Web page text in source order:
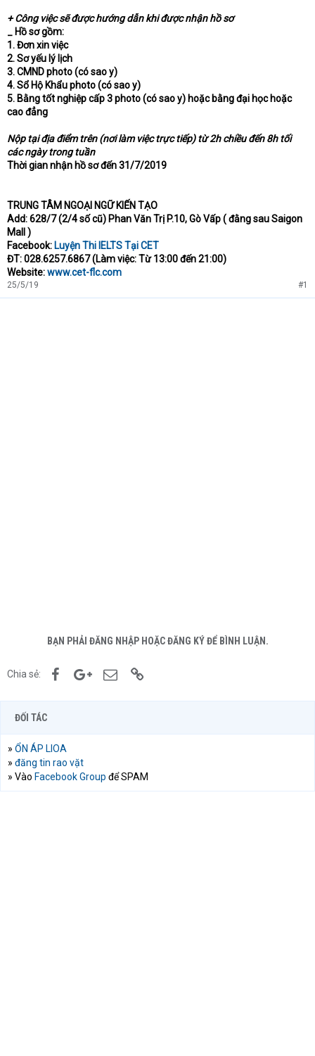
+ Công việc sẽ được hướng dẫn khi được nhận hồ sơ
_ Hồ sơ gồm:
1. Đơn xin việc
2. Sơ yếu lý lịch
3. CMND photo (có sao y)
4. Sổ Hộ Khẩu photo (có sao y)
5. Bằng tốt nghiệp cấp 3 photo (có sao y) hoặc bằng đại học hoặc
cao đẳng
Nộp tại địa điểm trên (nơi làm việc trực tiếp) từ 2h chiều đến 8h tối
các ngày trong tuần
Thời gian nhận hồ sơ đến 31/7/2019
TRUNG TÂM NGOẠI NGỮ KIẾN TẠO
Add: 628/7 (2/4 số cũ) Phan Văn Trị P.10, Gò Vấp ( đằng sau Saigon
Mall )
Facebook: Luyện Thi IELTS Tại CET
ĐT: 028.6257.6867 (Làm việc: Từ 13:00 đến 21:00)
Website:www.cet-flc.com
25/5/19 #1
BẠN PHẢI ĐĂNG NHẬP HOẶC ĐĂNG KÝ ĐỂ BÌNH LUẬN.
Chia sẻ: FacebookGoogle+Email
ĐỐI TÁC
» ỔN ÁP LIOA
» đăng tin rao vặt
» Vào Facebook Group để SPAM